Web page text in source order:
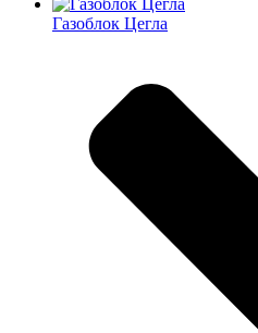
Газоблок Цегла